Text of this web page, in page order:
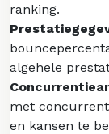
ranking.
algehele
met
en kansen te